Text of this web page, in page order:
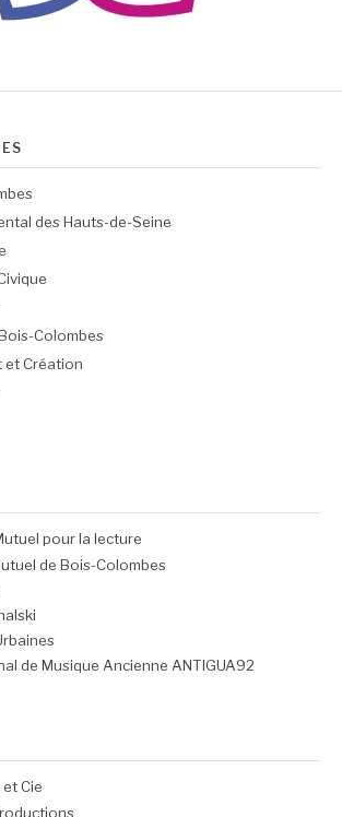
des Hauts-de-Seine
Colombes
et Création
pour la lecture
de Bois-Colombes
de Musique Ancienne ANTIGUA92
Cie